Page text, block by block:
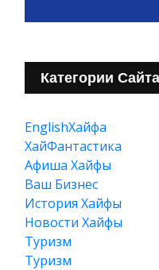
Категории Сайта
EnglishХайфа
XайФантастика
Афиша Хайфы
Ваш Бизнес
История Хайфы
Новости Хайфы
Туризм
Туризм